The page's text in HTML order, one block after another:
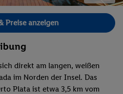
Preise anzeigen
direkt am langen, weißen
im Norden der Insel. Das
Plata ist etwa 3,5 km vom